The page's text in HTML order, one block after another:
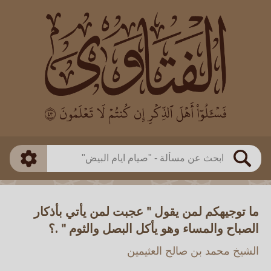
بحث
العالم
بن باز
بن العثيمين
اللجنة الدائمة
طريقة البحث
ذكي
ما توجيهكم لمن يقول " عجبت لمن يأتي بأذكار
الصباح والمساء وهو يأكل البصل والثوم " .؟
الشيخ محمد بن صالح العثيمين